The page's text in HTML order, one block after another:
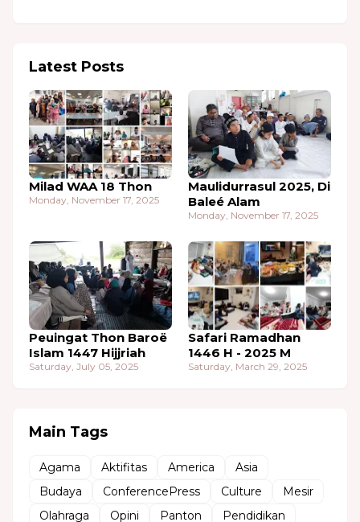
Latest Posts
Milad WAA 18 Thon
Monday, November 17, 2025
Maulidurrasul 2025, Di
Baleé Alam
Monday, November 17, 2025
Peuingat Thon Baroë
Islam 1447 Hijjriah
Saturday, July 05, 2025
Safari Ramadhan
1446 H - 2025 M
Saturday, March 29, 2025
Main Tags
Agama Aktifitas America
Asia
Budaya
ConferencePress Culture
Mesir
Olahraga
Opini Panton Pendidikan